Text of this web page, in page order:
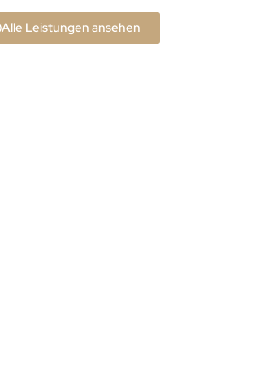
Alle Leistungen ansehen